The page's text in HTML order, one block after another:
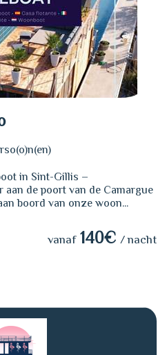
in Sint-Gillis –
de poort van de Camargue
boord van onze woon...
vanaf 140€ / nacht